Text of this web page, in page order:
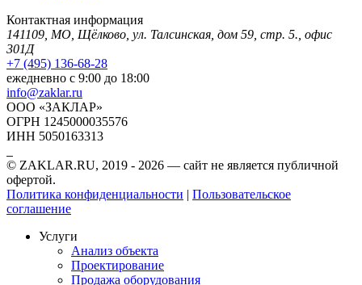
Контактная информация
141109, МО, Щёлково, ул. Талсинская, дом 59, стр. 5., офис
301Д
+7 (495) 136-68-28
ежедневно с 9:00 до 18:00
info@zaklar.ru
ООО «ЗАКЛАР»
ОГРН 1245000035576
ИНН 5050163313
© ZAKLAR.RU, 2019 - 2026 — cайт не является публичной
офертой.
Политика конфиденциальности | Пользовательское
соглашение
Услуги
Анализ объекта
Проектирование
Продажа оборудования